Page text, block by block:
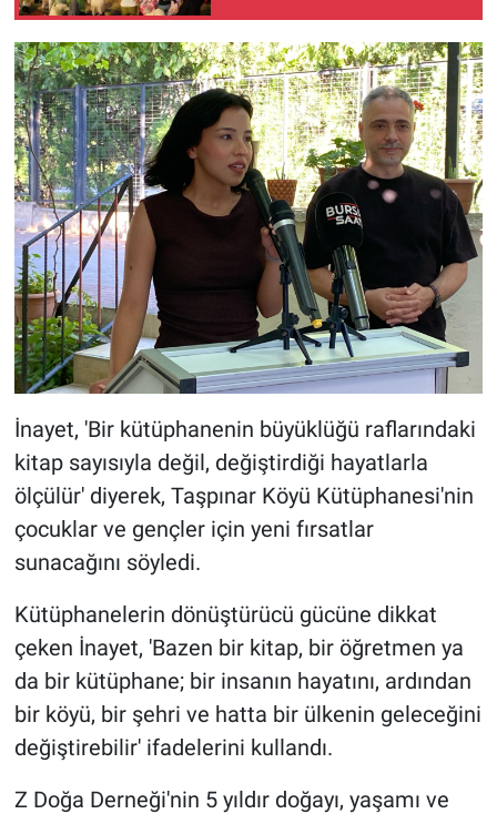
İnayet, 'Bir kütüphanenin büyüklüğü raflarındaki
kitap sayısıyla değil, değiştirdiği hayatlarla
ölçülür' diyerek, Taşpınar Köyü Kütüphanesi'nin
çocuklar ve gençler için yeni fırsatlar
sunacağını söyledi.
Kütüphanelerin dönüştürücü gücüne dikkat
çeken İnayet, 'Bazen bir kitap, bir öğretmen ya
da bir kütüphane; bir insanın hayatını, ardından
bir köyü, bir şehri ve hatta bir ülkenin geleceğini
değiştirebilir' ifadelerini kullandı.
Z Doğa Derneği'nin 5 yıldır doğayı, yaşamı ve